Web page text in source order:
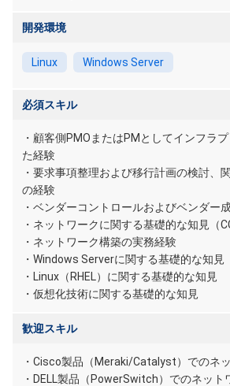
開発環境
Linux Windows Server
必須スキル
・顧客側PMOまたはPMとしてインフラ
た経験
・要求事項整理および移行計画の検討、
の経験
・ベンダーコントロールおよびベンダー
・ネットワークに関する基礎的な知見（
・ネットワーク構築の実務経験
・Windows Serverに関する基礎的な知見
・Linux（RHEL）に関する基礎的な知見
・仮想化技術に関する基礎的な知見
歓迎スキル
・Cisco製品（Meraki/Catalyst）でのネ
・DELL製品（PowerSwitch）でのネット